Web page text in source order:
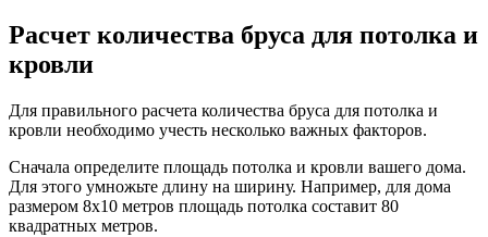
Расчет количества бруса для потолка и
кровли
Для правильного расчета количества бруса для потолка и
кровли необходимо учесть несколько важных факторов.
Сначала определите площадь потолка и кровли вашего дома.
Для этого умножьте длину на ширину. Например, для дома
размером 8х10 метров площадь потолка составит 80
квадратных метров.